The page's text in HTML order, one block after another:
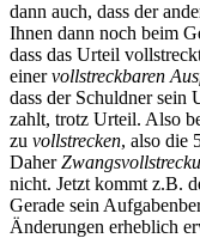
dann auch, dass der
Ihnen dann noch beim
dass das Urteil
einervollstreckbaren
dass der Schuldner
zahlt, trotz Urteil. Also
zu vollstrecken, also die
Daher
nicht. Jetzt kommt z.B.
Gerade sein
Änderungen erheblich